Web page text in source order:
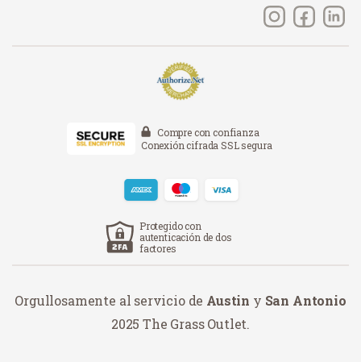
Compre con confianza
Conexión cifrada SSL segura
Protegido con
autenticación de dos
factores
Orgullosamente al servicio de Austin y San Antonio
2025 The Grass Outlet.